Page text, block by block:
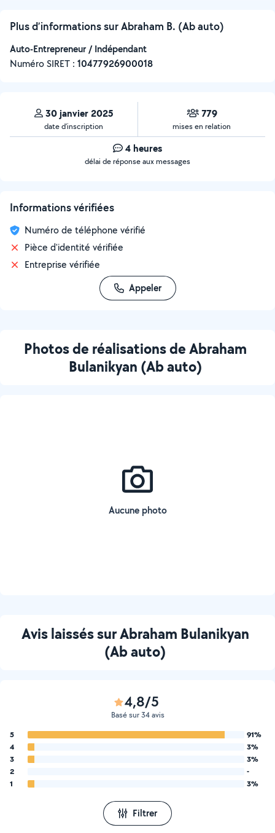
Plus d’informations sur Abraham B. (Ab auto)
Auto-Entrepreneur / Indépendant
Numéro SIRET : ‍10477926900018
30 janvier 2025
date d’inscription
779
mises en relation
4 heures
délai de réponse aux messages
Informations vérifiées
Numéro de téléphone vérifié
Pièce d'identité vérifiée
Entreprise vérifiée
Appeler
Photos de réalisations de Abraham
Bulanikyan (Ab auto)
Aucune photo
Avis laissés sur Abraham Bulanikyan
(Ab auto)
4,8/5
Basé sur 34 avis
5
91%
4
3%
3
3%
2
-
1
3%
Filtrer